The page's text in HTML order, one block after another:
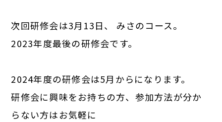
次回研修会は3月13日、 みさのコース。
2023年度最後の研修会です。
2024年度の研修会は5月からになります。
研修会に興味をお持ちの方、参加方法が分か
らない方はお気軽に